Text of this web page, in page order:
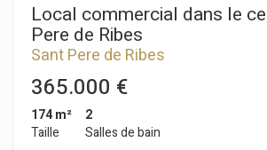
Local commercial dans le
Pere de Ribes
Sant Pere de Ribes
365.000 €
174 m²
Taille
2
Salles de bain